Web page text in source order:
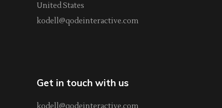
United States
kodell@qodeinteractive.com
Get in touch with us
kodell@qodeinteractive.com